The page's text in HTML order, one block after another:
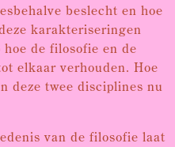
beslecht en hoe
karakteriseringen
de filosofie en de
elkaar verhouden. Hoe
deze twee disciplines nu
van de filosofie laat